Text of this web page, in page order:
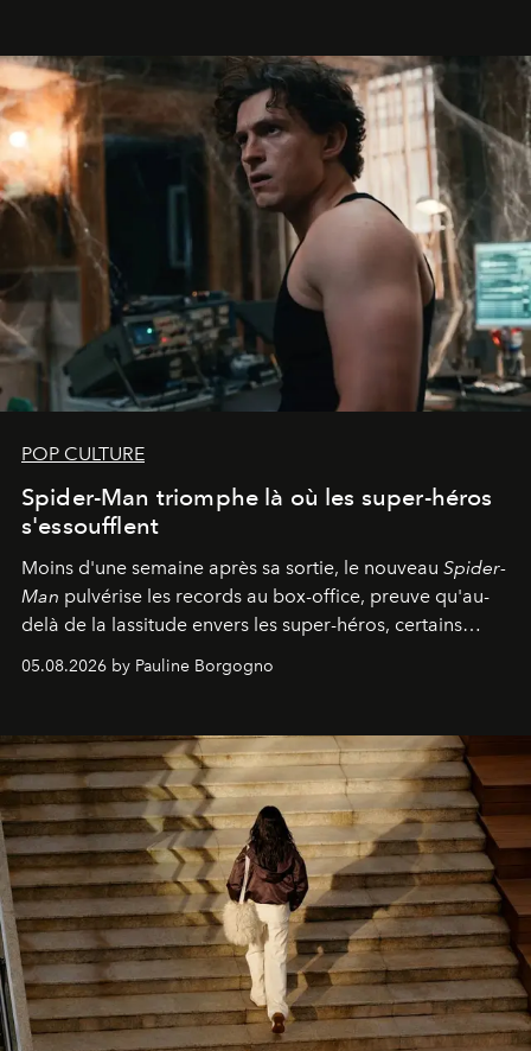
POP CULTURE
Spider-Man triomphe là où les super-héros
s'essoufflent
Moins d'une semaine après sa sortie, le nouveau Spider-
Man pulvérise les records au box-office, preuve qu'au-
delà de la lassitude envers les super-héros, certains
personnages continuent de susciter une ferveur intacte.
05.08.2026 by Pauline Borgogno